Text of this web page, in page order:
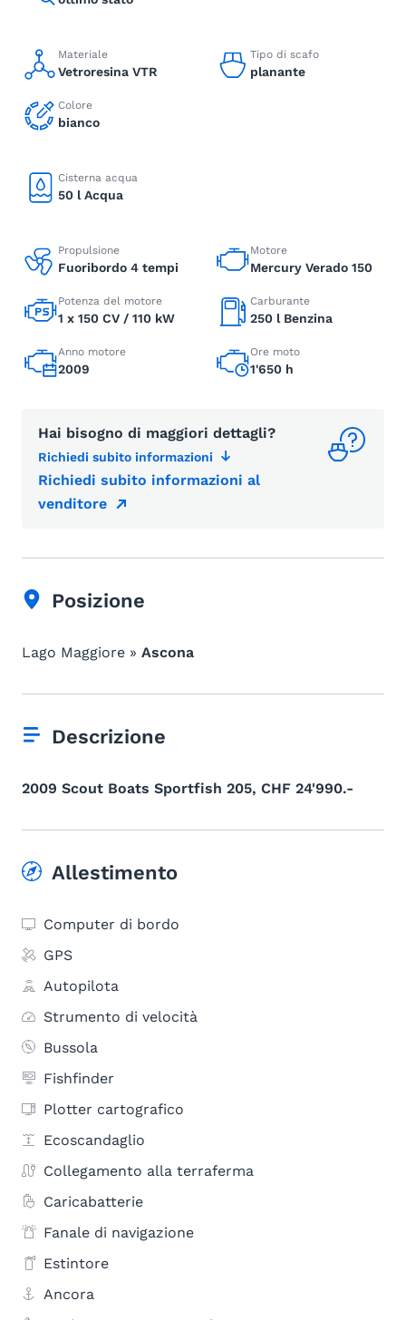
Materiale
Vetroresina VTR
Tipo di scafo
planante
Colore
bianco
Cisterna acqua
50 l Acqua
Propulsione
Fuoribordo 4 tempi
Motore
Mercury Verado 150
Potenza del motore
1 x 150 CV / 110 kW
Carburante
250 l Benzina
Anno motore
2009
Ore moto
1'650 h
Hai bisogno di maggiori dettagli?
Richiedi subito informazioni
Richiedi subito informazioni al
venditore
Posizione
Lago Maggiore » Ascona
Descrizione
2009 Scout Boats Sportfish 205, CHF 24'990.-
Allestimento
Computer di bordo
GPS
Autopilota
Strumento di velocità
Bussola
Fishfinder
Plotter cartografico
Ecoscandaglio
Collegamento alla terraferma
Caricabatterie
Fanale di navigazione
Estintore
Ancora